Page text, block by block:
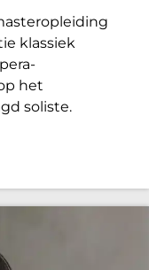
klassiek
het
soliste.